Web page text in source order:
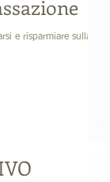
e risparmiare sulla